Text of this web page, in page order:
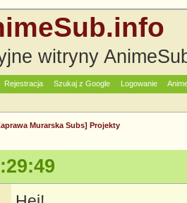
witryny
Rejestracja Szukaj z Google Logowanie
Murarska Subs] Projekty